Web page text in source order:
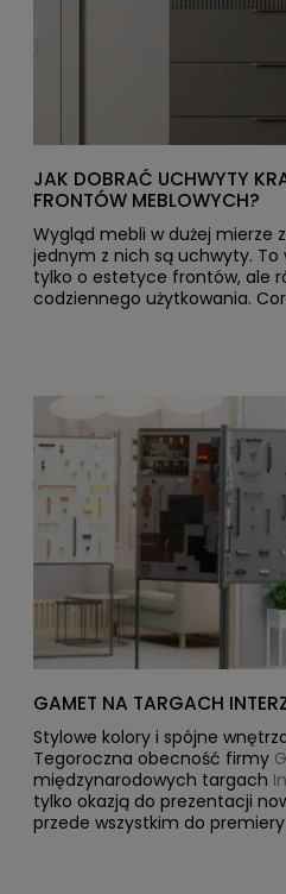
JAK DOBRAĆ UCHWYTY
FRONTÓW MEBLOWYCH?
Wygląd mebli w dużej mierze
jednym z nich są uchwyty. To
tylko o estetyce frontów, ale
codziennego użytkowania.
krawędziowe, które
nowoczesny wygląd bez
zróżnicowanej długości od
na ponad metr,pasują do
większe uznanie w branży
GAMET NA TARGACH
Stylowe kolory i spójne
Tegoroczna obecność firmy
międzynarodowych targach
tylko okazją do prezentacji
przede wszystkim do
punktem wyjścia do